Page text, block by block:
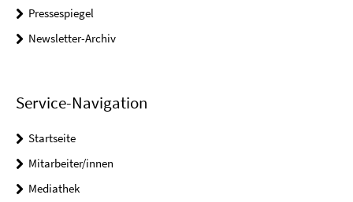
Pressespiegel
Newsletter-Archiv
Service-Navigation
Startseite
Mitarbeiter/innen
Mediathek